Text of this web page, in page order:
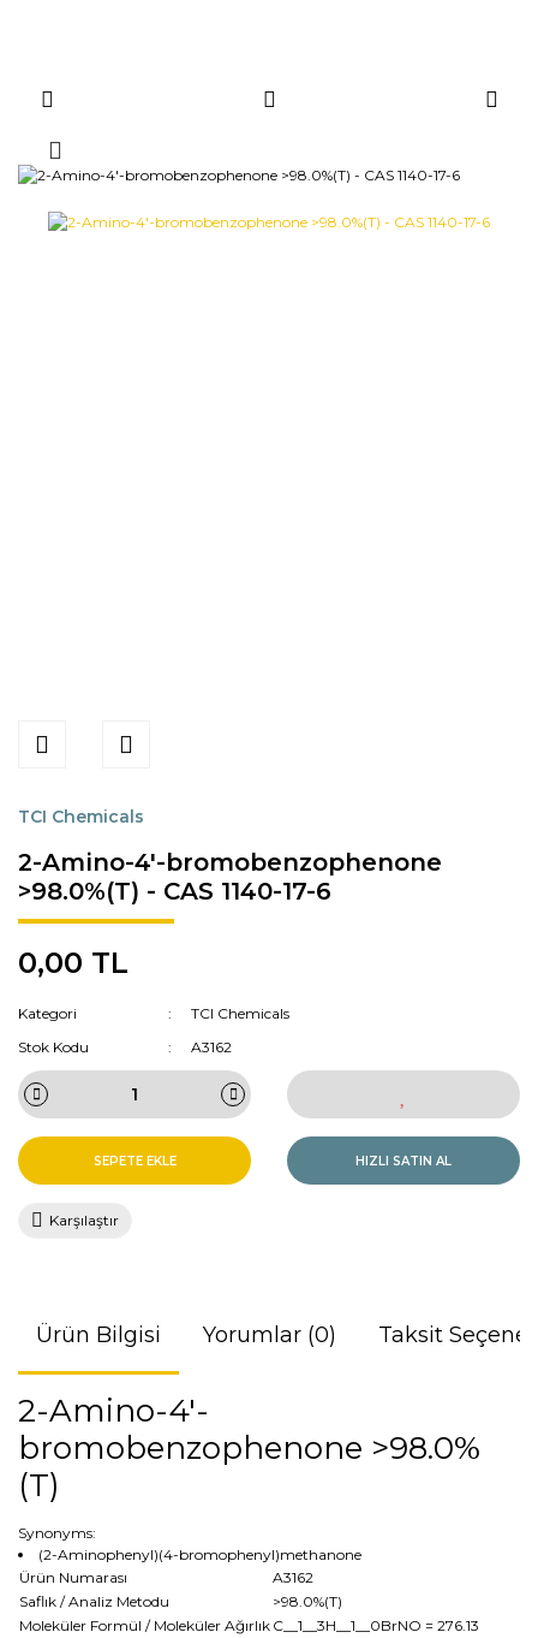
TCI Chemicals
2-Amino-4'-bromobenzophenone
>98.0%(T) - CAS 1140-17-6
0,00 TL
Kategori
TCI Chemicals
Stok Kodu
A3162
SEPETE EKLE HIZLI SATIN AL
Karşılaştır
Ürün Bilgisi Yorumlar (0) Taksit
2-Amino-4'-
bromobenzophenone >98.0%
(T)
Synonyms:
(2-Aminophenyl)(4-bromophenyl)methanone
Ürün Numarası
A3162
Saflık / Analiz Metodu
>98.0%(T)
Moleküler Formül / Moleküler Ağırlık C__1__3H__1__0BrNO = 276.13